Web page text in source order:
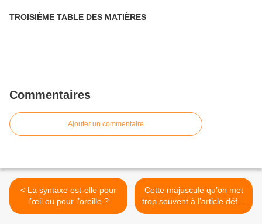
TROISIÈME TABLE DES MATIÈRES
Commentaires
Ajouter un commentaire
< La syntaxe est-elle pour
l’œil ou pour l’oreille ?
Cette majuscule qu’on met
trop souvent à l’article défini
(1) >